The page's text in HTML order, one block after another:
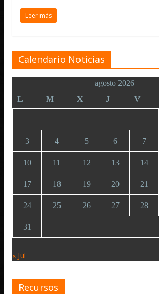
Leer más
Calendario Noticias
agosto 2026
L
M X J V
3 4 5 6 7
10 11 12 13 14
17 18 19 20 21
24 25 26 27 28
31
« Jul
Recursos